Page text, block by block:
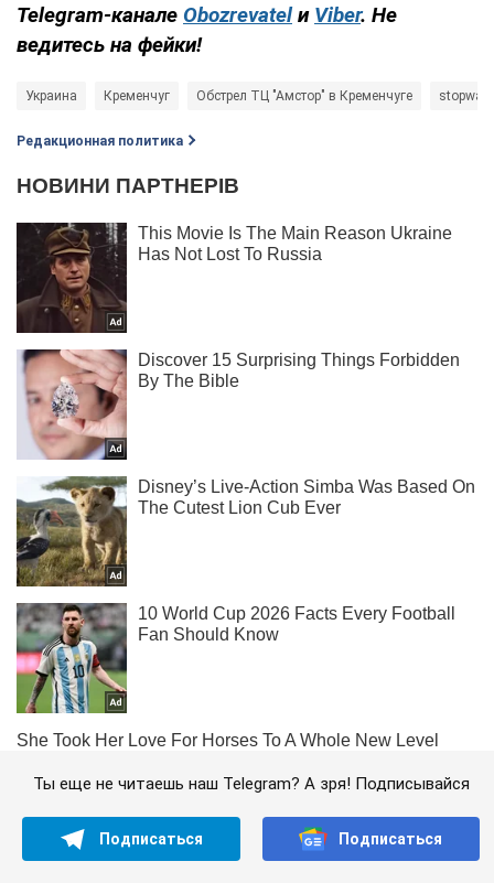
Telegram-канале Obozrevatelи Viber. Не
ведитесь на фейки!
Украина Кременчуг Обстрел ТЦ "Амстор" в Кременчуге stopwar
Редакционная политика
Ты еще не читаешь наш Telegram? А зря! Подписывайся
Подписаться Подписаться